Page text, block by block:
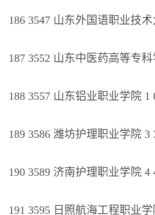
186 3547 山东外国语职业技术
187 3552 山东中医药高等专科
188 3557 山东铝业职业学院 1
189 3586 潍坊护理职业学院 3
190 3589 济南护理职业学院 4
191 3595 日照航海工程职业学